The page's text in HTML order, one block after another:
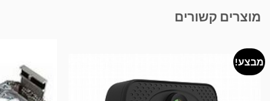
מוצרים קשורים
מבצע!